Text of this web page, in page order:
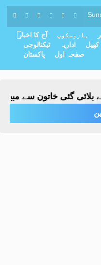
آج کا اخبار ہاروسکوپ
ٹیکنالوجی
اداریہ کھیل
پاکستان
صفحہ اول
گئی خاتون سے مبینہ